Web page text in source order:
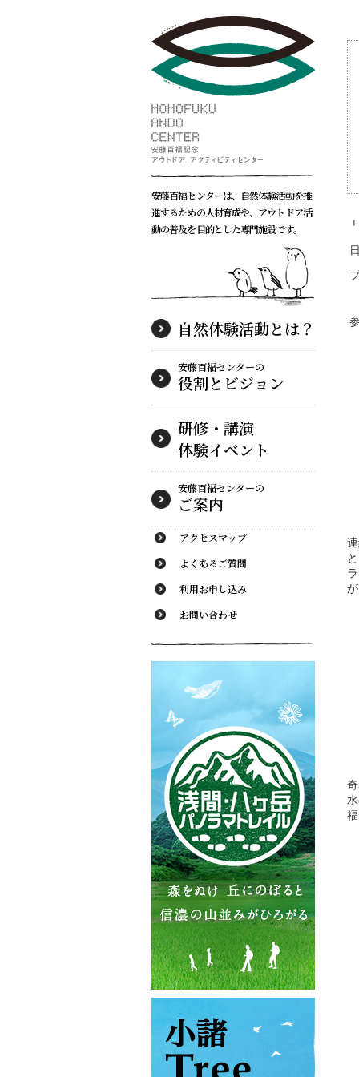
安藤百福センターは、自然体験活動を推
進するための人材育成や、アウトドア活
動の普及を目的とした専門施設です。
自然体験活動とは？
安藤百福センターの
役割とビジョン
研修・講演
体験イベント
安藤百福センターの
ご案内
アクセスマップ
よくあるご質問
利用お申し込み
お問い合わせ